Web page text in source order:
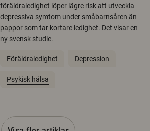
föräldraledighet löper lägre risk att utveckla
depressiva symtom under småbarnsåren än
pappor som tar kortare ledighet. Det visar en
ny svensk studie.
Föräldraledighet Depression
Psykisk hälsa